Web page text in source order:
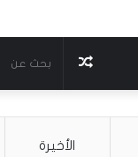
مقال
عشوائي
الأخيرة